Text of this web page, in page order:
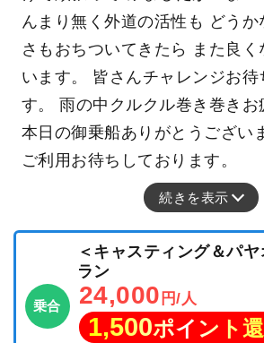
んまり無く外道の活性も どう
さもおちついてきたら また良
います。 皆さんチャレンジお待
す。 雨の中クルクル巻き巻きお
本日の御乗船ありがとうござい
ご利用お待ちしております。
続きを表示
乗合
＜キャスティング＆パ
ラン
24,000 円/人
1,500ポイント